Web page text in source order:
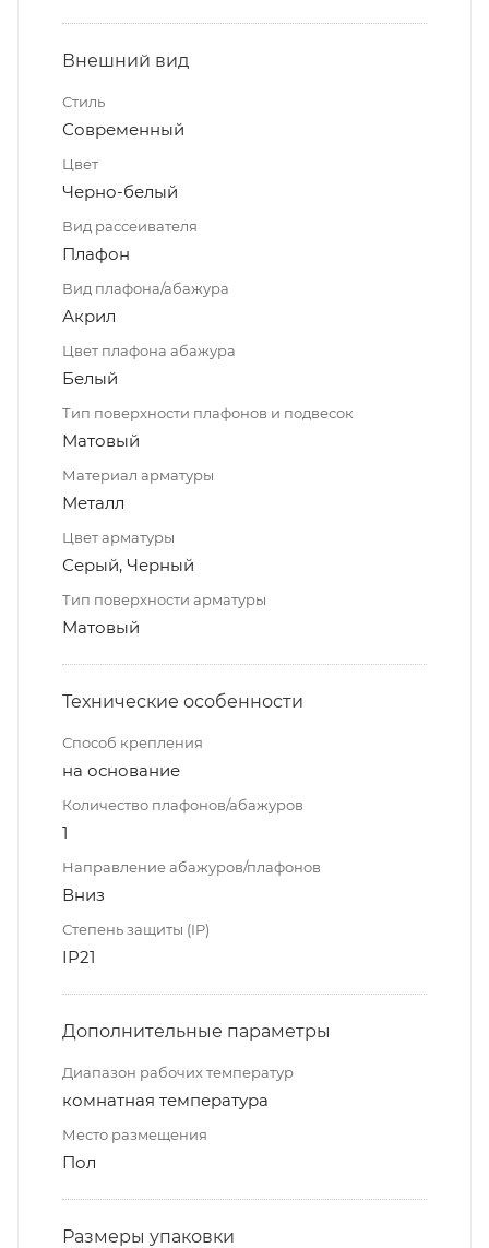
Внешний вид
Стиль
Современный
Цвет
Черно-белый
Вид рассеивателя
Плафон
Вид плафона/абажура
Акрил
Цвет плафона абажура
Белый
Тип поверхности плафонов и подвесок
Матовый
Материал арматуры
Металл
Цвет арматуры
Серый, Черный
Тип поверхности арматуры
Матовый
Технические особенности
Способ крепления
на основание
Количество плафонов/абажуров
1
Направление абажуров/плафонов
Вниз
Степень защиты (IP)
IP21
Дополнительные параметры
Диапазон рабочих температур
комнатная температура
Место размещения
Пол
Размеры упаковки